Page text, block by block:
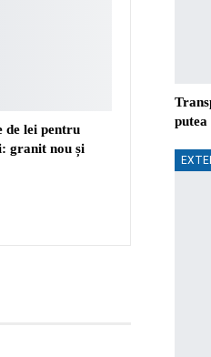
de lei pentru
granit nou și